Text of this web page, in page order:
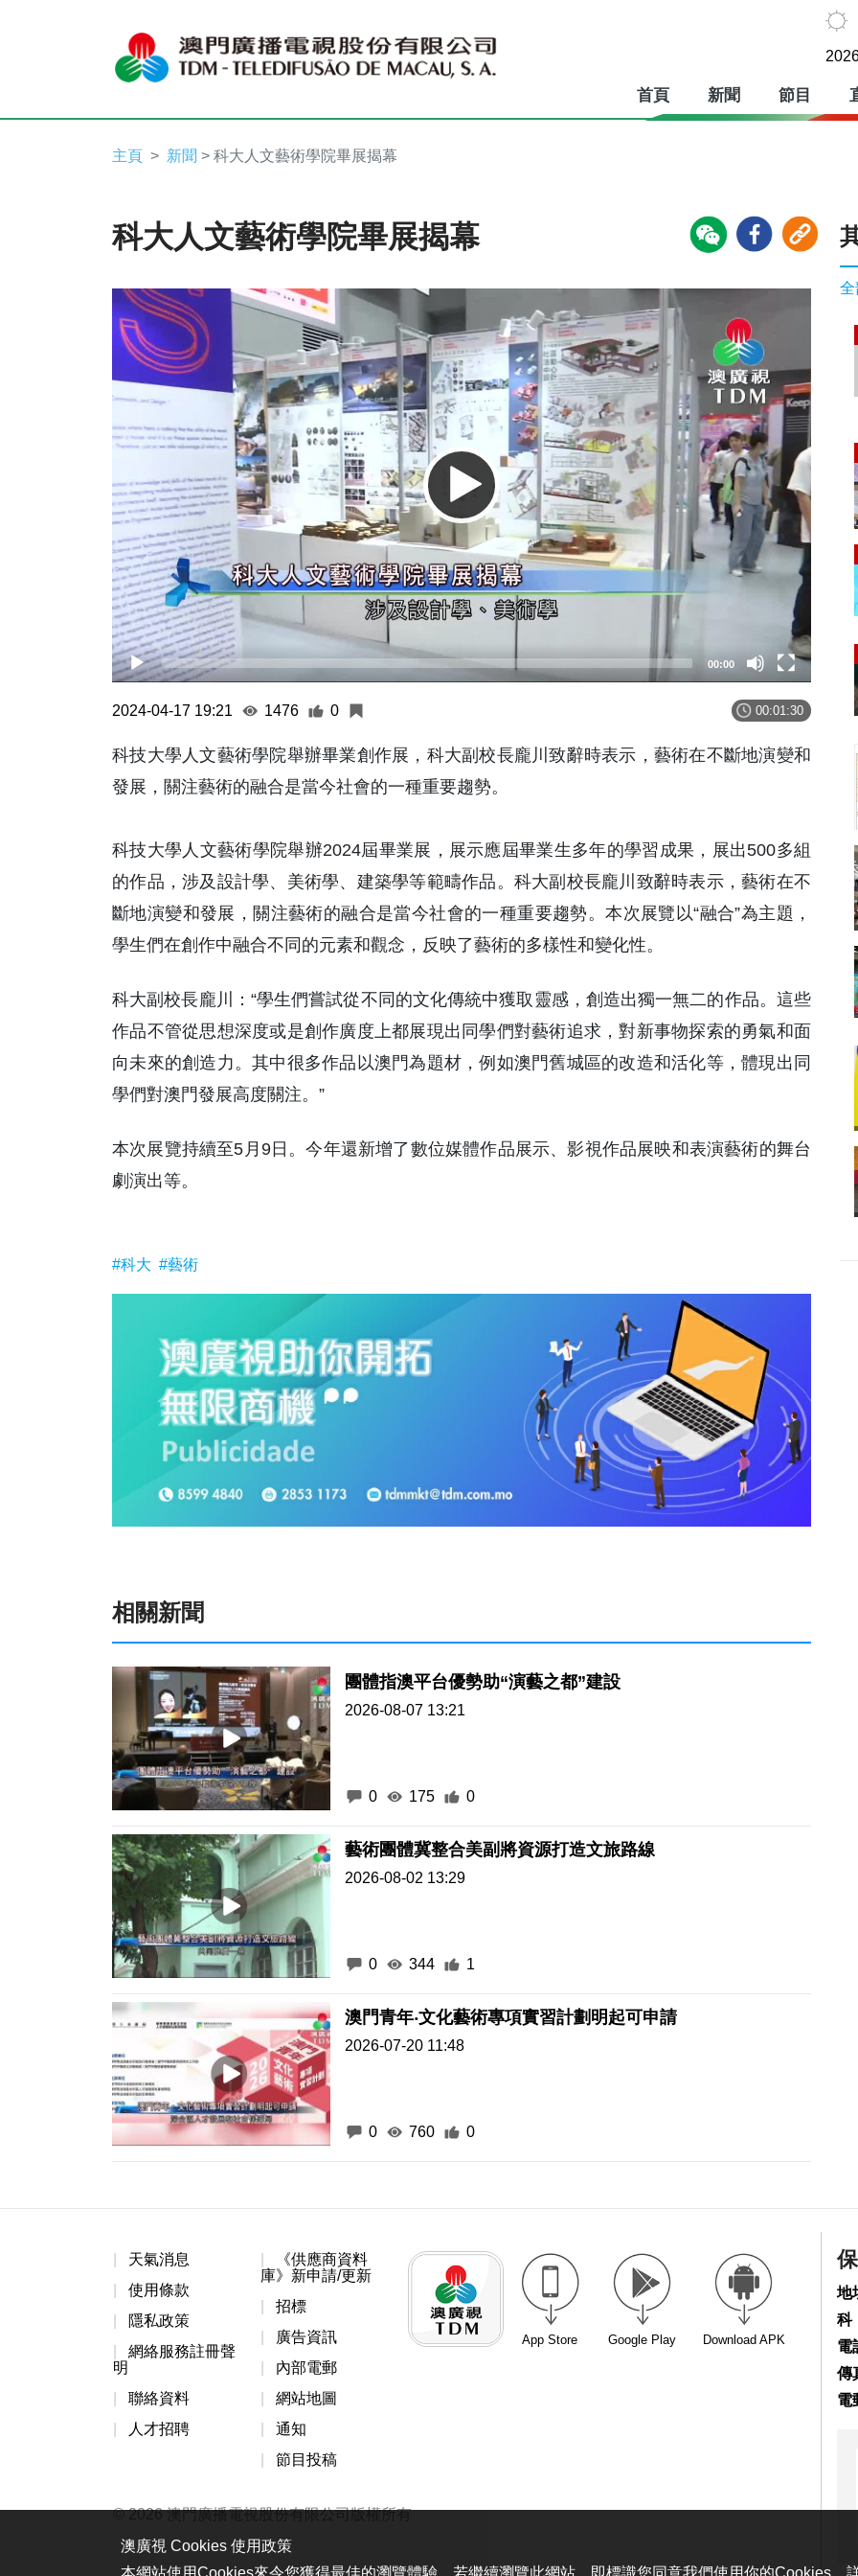
首頁 新聞 節目
主頁 新聞 > 科大人文藝術學院畢展揭幕
科大人文藝術學院畢展揭幕
Video
Player
00:00
2024-04-17 19:21 1476 0 00:01:30
科技大學人文藝術學院舉辦畢業創作展，科大副校長龐川致辭時表示，藝術在不斷地演變和
發展，關注藝術的融合是當今社會的一種重要趨勢。
科技大學人文藝術學院舉辦2024屆畢業展，展示應屆畢業生多年的學習成果，展出500多組
的作品，涉及設計學、美術學、建築學等範疇作品。科大副校長龐川致辭時表示，藝術在不
斷地演變和發展，關注藝術的融合是當今社會的一種重要趨勢。本次展覽以“融合”為主題，
學生們在創作中融合不同的元素和觀念，反映了藝術的多樣性和變化性。
科大副校長龐川：“學生們嘗試從不同的文化傳統中獲取靈感，創造出獨一無二的作品。這些
作品不管從思想深度或是創作廣度上都展現出同學們對藝術追求，對新事物探索的勇氣和面
向未來的創造力。其中很多作品以澳門為題材，例如澳門舊城區的改造和活化等，體現出同
學們對澳門發展高度關注。”
本次展覽持續至5月9日。今年還新增了數位媒體作品展示、影視作品展映和表演藝術的舞台
劇演出等。
#科大 #藝術
相關新聞
團體指澳平台優勢助“演藝之都”建設
2026-08-07 13:21
0 175 0
藝術團體冀整合美副將資源打造文旅路線
2026-08-02 13:29
0 344 1
澳門青年‧文化藝術專項實習計劃明起可申請
2026-07-20 11:48
0 760 0
全
天氣消息
使用條款
隱私政策
網絡服務註冊聲
明
聯絡資料
人才招聘
《供應商資料
庫》新申請/更新
招標
廣告資訊
內部電郵
網站地圖
通知
節目投稿
App Store Google Play Download APK
© 2026 澳門廣播電視股份有限公司版權所有
地
科
電
傳
電
澳廣視 Cookies 使用政策
本網站使用Cookies來令您獲得最佳的瀏覽體驗。若繼續瀏覽此網站，即標識您同意我們使用你的Cookies。